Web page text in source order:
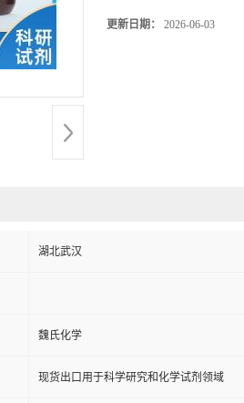
更新日期： 2026-06-03
湖北武汉
魏氏化学
现货出口用于科学研究和化学试剂领域